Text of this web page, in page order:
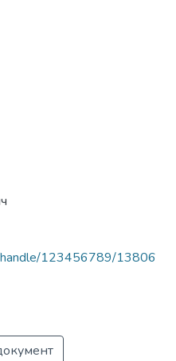
handle/123456789/13806